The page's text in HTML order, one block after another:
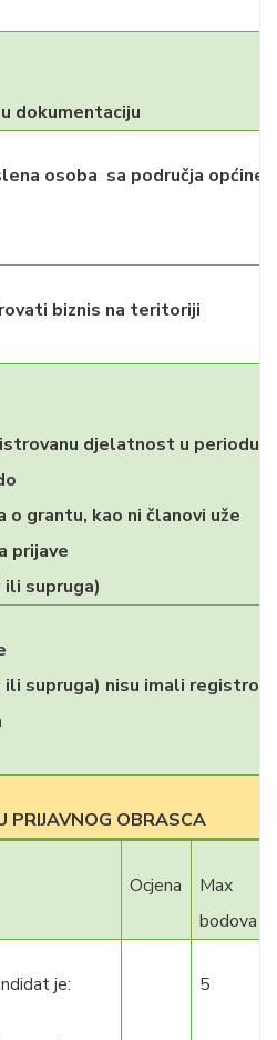
dokumentaciju
osoba sa područja općine
biznis na teritoriji
djelatnost u periodu
o grantu, kao ni članovi uže
prijave
ili supruga)
ili supruga) nisu imali
PRIJAVNOG OBRASCA
Ocjena
Max
bodova
je: 5